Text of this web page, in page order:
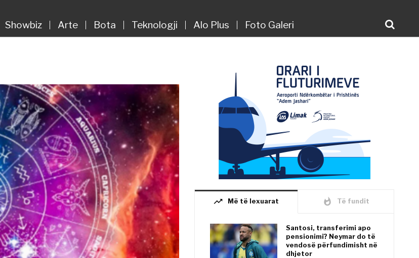
Showbiz Arte Bota Teknologji Alo Plus Foto Galeri
trending_up Më të lexuarat whatshot Të fundit
Santosi, transferimi apo
pensionimi? Neymar do të
vendosë përfundimisht në
dhjetor